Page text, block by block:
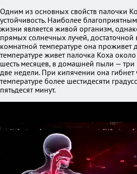
Одним из основных свойств палочки
устойчивость. Наиболее
жизни является живой организм,
прямых солнечных лучей, достаточной
комнатной температуре она проживет
температуре живет палочка Коха
шесть месяцев, в домашней пыли —
две недели. При кипячении она гибнет
температуре более шестидесяти
пятьдесят минут.